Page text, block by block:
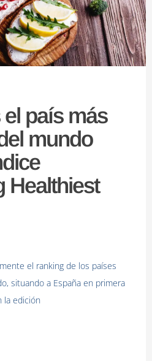
país más
mundo
Healthiest
el ranking de los países
situando a España en primera
la edición